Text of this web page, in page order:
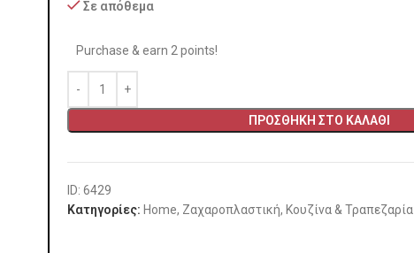
Σε απόθεμα
Purchase & earn 2 points!
ΠΡΟΣΘΉΚΗ ΣΤΟ ΚΑΛΆΘΙ
ID: 6429
Κατηγορίες: Home, Ζαχαροπλαστική, Κουζίνα & Τραπεζαρία